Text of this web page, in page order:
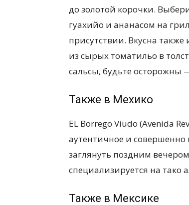
до золотой корочки.
гуахийо и ананасом на
присутствии. Вкусна также
из сырых томатильо в
сальсы, будьте осторожны
Также в Мехико
EL Borrego Viudo (Avenida
аутентичное и совершенно
заглянуть поздним
специализируется на тако
Также в Мексике